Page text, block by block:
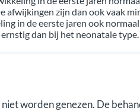
afwijkingen zijn dan ook vaak
in de eerste jaren ook
dan bij het neonatale type.
worden genezen. De